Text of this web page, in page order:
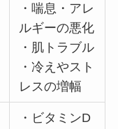
・喘息・アレ
ルギーの悪化
・肌トラブル
・冷えやスト
レスの増幅
・ビタミンD